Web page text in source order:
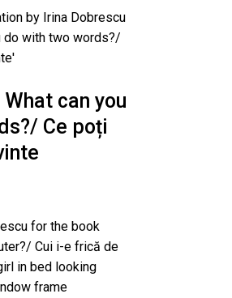
can you
Ce poți